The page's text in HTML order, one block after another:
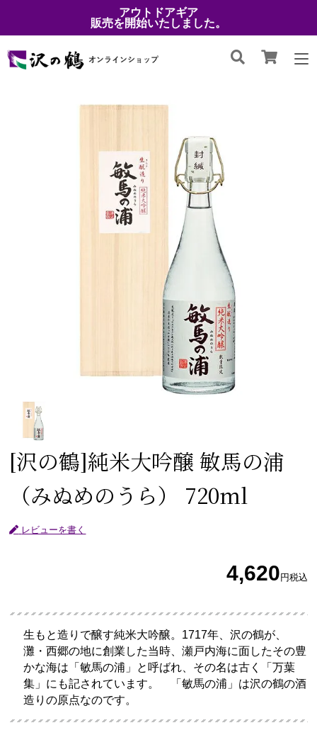
アウトドアギア
販売を開始いたしました。
[沢の鶴]純米大吟醸 敏馬の浦
（みぬめのうら） 720ml
レビューを書く
4,620 円税込
生もと造りで醸す純米大吟醸。1717年、沢の鶴が、
灘・西郷の地に創業した当時、瀬戸内海に面したその豊
かな海は「敏馬の浦」と呼ばれ、その名は古く「万葉
集」にも記されています。 「敏馬の浦」は沢の鶴の酒
造りの原点なのです。